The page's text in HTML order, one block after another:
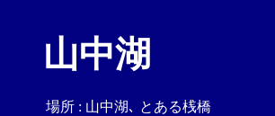
山中湖
場所 : 山中湖､ とある桟橋